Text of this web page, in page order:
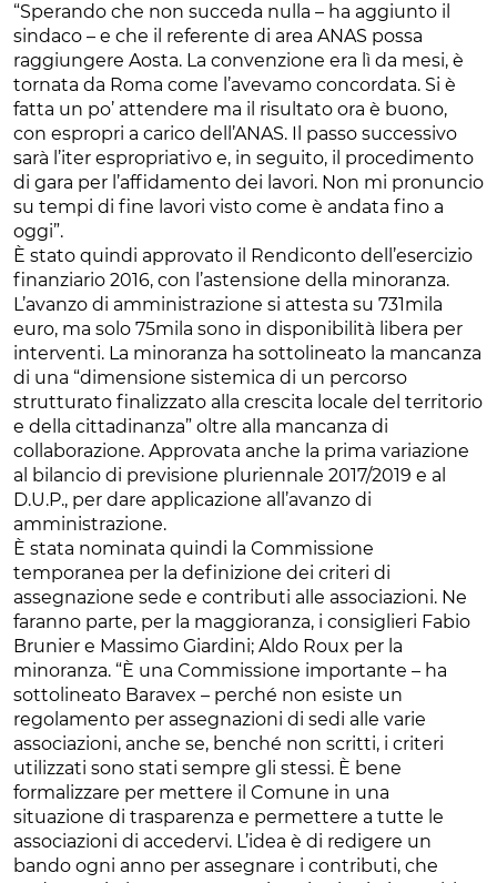
“Sperando che non succeda nulla – ha aggiunto il
sindaco – e che il referente di area ANAS possa
raggiungere Aosta. La convenzione era lì da mesi, è
tornata da Roma come l’avevamo concordata. Si è
fatta un po’ attendere ma il risultato ora è buono,
con espropri a carico dell’ANAS. Il passo successivo
sarà l’iter espropriativo e, in seguito, il procedimento
di gara per l’affidamento dei lavori. Non mi pronuncio
su tempi di fine lavori visto come è andata fino a
oggi”.
È stato quindi approvato il Rendiconto dell’esercizio
finanziario 2016, con l’astensione della minoranza.
L’avanzo di amministrazione si attesta su 731mila
euro, ma solo 75mila sono in disponibilità libera per
interventi. La minoranza ha sottolineato la mancanza
di una “dimensione sistemica di un percorso
strutturato finalizzato alla crescita locale del territorio
e della cittadinanza” oltre alla mancanza di
collaborazione. Approvata anche la prima variazione
al bilancio di previsione pluriennale 2017/2019 e al
D.U.P., per dare applicazione all’avanzo di
amministrazione.
È stata nominata quindi la Commissione
temporanea per la definizione dei criteri di
assegnazione sede e contributi alle associazioni. Ne
faranno parte, per la maggioranza, i consiglieri Fabio
Brunier e Massimo Giardini; Aldo Roux per la
minoranza. “È una Commissione importante – ha
sottolineato Baravex – perché non esiste un
regolamento per assegnazioni di sedi alle varie
associazioni, anche se, benché non scritti, i criteri
utilizzati sono stati sempre gli stessi. È bene
formalizzare per mettere il Comune in una
situazione di trasparenza e permettere a tutte le
associazioni di accedervi. L’idea è di redigere un
bando ogni anno per assegnare i contributi, che